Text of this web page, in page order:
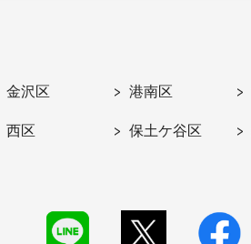
金沢区 港南区
西区 保土ケ谷区